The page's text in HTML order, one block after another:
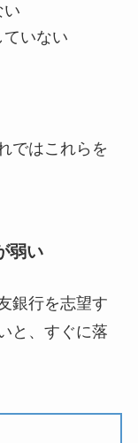
い
いない
ではこれらを
弱い
銀行を志望す
と、すぐに落